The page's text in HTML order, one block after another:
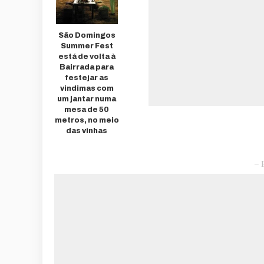
São Domingos
Summer Fest
está de volta à
Bairrada para
festejar as
vindimas com
um jantar numa
mesa de 50
metros, no meio
das vinhas
–